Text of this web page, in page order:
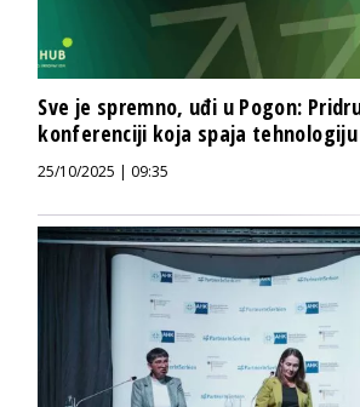
Sve je spremno, uđi u Pogon:
konferenciji koja spaja
25/10/2025 | 09:35